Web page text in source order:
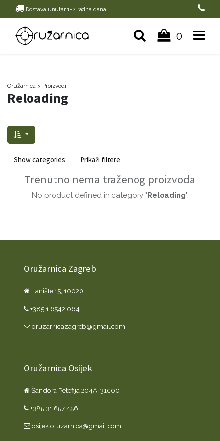
Dostava unutar 1-2 radna dana!
0
Oružarnica > Proizvodi
Reloading
Show categories Prikaži filtere
Trenutno nema traženog proizvoda
No product defined in category "Reloading".
Oružarnica Zagreb
Lanište 15, 10020
+385 1 6542 064
oruzarnicazagreb@gmail.com
Oružarnica Osijek
Šandora Petefija 204A, 31000
+385 31 657 456
osijek.oruzarnica@gmail.com